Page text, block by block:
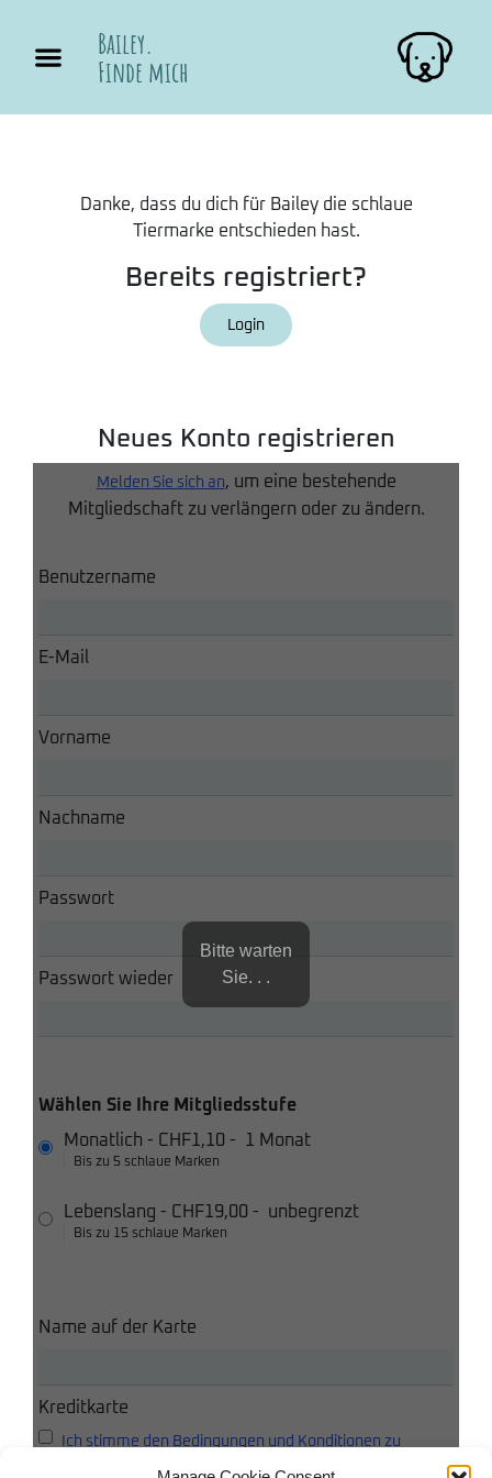
Bailey.
Finde mich
Danke, dass du dich für Bailey die schlaue
Tiermarke entschieden hast.
Bereits registriert?
Login
Neues Konto registrieren
Melden Sie sich an, um eine bestehende
Mitgliedschaft zu verlängern oder zu ändern.
Benutzername
E-Mail
Vorname
Nachname
Passwort
Passwort wieder
Wählen Sie Ihre Mitgliedsstufe
Monatlich - CHF1,10 - 1 Monat
Bis zu 5 schlaue Marken
Lebenslang - CHF19,00 - unbegrenzt
Bis zu 15 schlaue Marken
Name auf der Karte
Kreditkarte
Ich stimme den Bedingungen und Konditionen zu
Bitte warten
Sie. . .